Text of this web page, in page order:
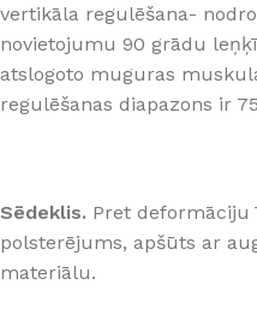
vertikāla regulēšana-
novietojumu 90 grādu
atslogoto muguras
regulēšanas diapazons ir
Sēdeklis. Pret
polsterējums, apšūts ar
materiālu.